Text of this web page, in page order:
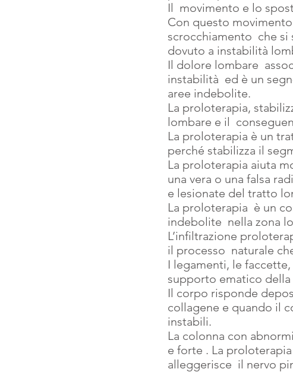
Il  movimento e lo
Con questo
scrocchiamento  che si
dovuto a instabilità
Il dolore lombare
instabilità  ed è un
aree indebolite.
La proloterapia,
lombare e il
La proloterapia è un
perché stabilizza il
La proloterapia aiuta
una vera o una falsa
e lesionate del tratto
La proloterapia  è un
indebolite  nella zona
L’infiltrazione
il processo  naturale
I legamenti, le
supporto ematico
Il corpo risponde
collagene e quando il
instabili.
La colonna con
e forte . La
alleggerisce  il nervo